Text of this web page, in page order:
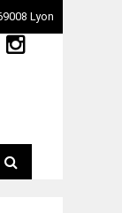
Lyon